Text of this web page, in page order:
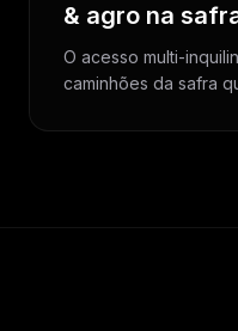
& agro na
O acesso multi-
caminhões da safra